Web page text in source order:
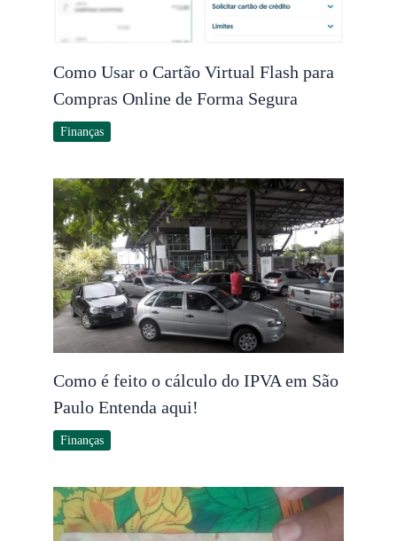
Como Usar o Cartão Virtual Flash para
Compras Online de Forma Segura
Finanças
Como é feito o cálculo do IPVA em São
Paulo Entenda aqui!
Finanças